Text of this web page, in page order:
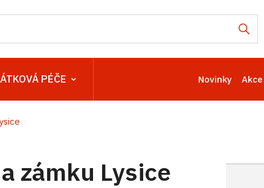
PÉČE Novinky Akce
zámku Lysice